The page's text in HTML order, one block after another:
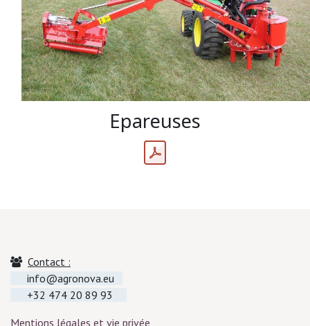
Epareuses
Contact :
info@agronova.eu
+32 474 20 89 93
Mentions légales et vie privée